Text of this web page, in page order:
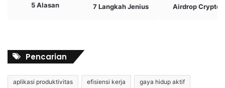
5 Alasan 7 Langkah Jenius Airdrop Crypto
Pencarian
aplikasi produktivitas efisiensi kerja gaya hidup aktif